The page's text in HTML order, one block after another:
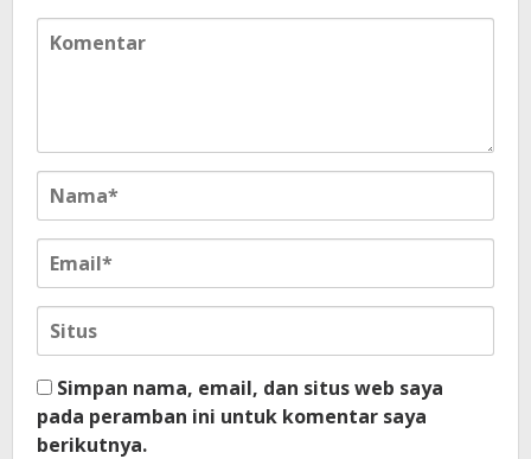
Simpan nama, email, dan situs web saya
pada peramban ini untuk komentar saya
berikutnya.